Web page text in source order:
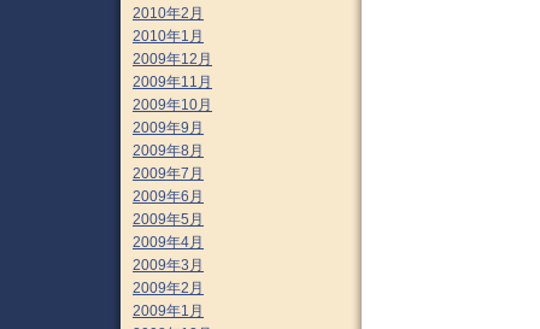
2010年2月
2010年1月
2009年12月
2009年11月
2009年10月
2009年9月
2009年8月
2009年7月
2009年6月
2009年5月
2009年4月
2009年3月
2009年2月
2009年1月